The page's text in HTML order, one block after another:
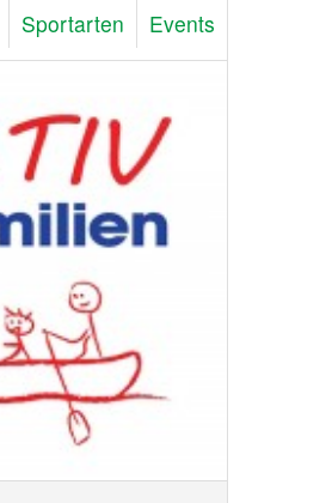
Sportarten Events